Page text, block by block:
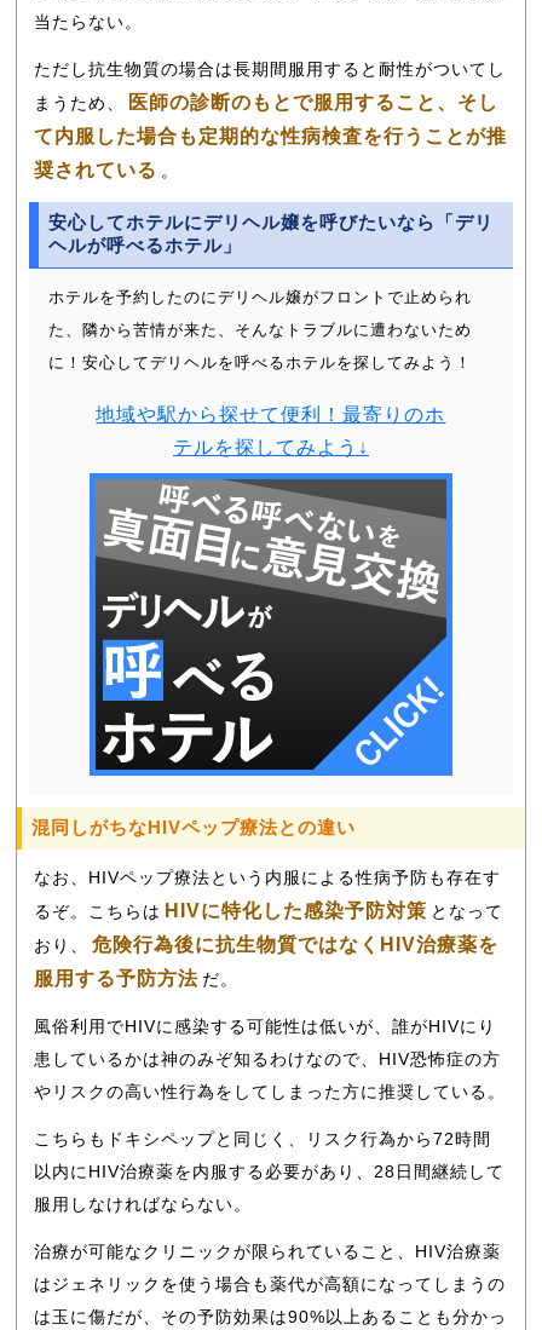
当たらない。
ただし抗生物質の場合は長期間服用すると耐性がついてし
まうため、
医師の診断のもとで服用すること、そし
て内服した場合も定期的な性病検査を行うことが推
奨されている 。
安心してホテルにデリヘル嬢を呼びたいなら「デリ
ヘルが呼べるホテル」
ホテルを予約したのにデリヘル嬢がフロントで止められ
た、隣から苦情が来た、そんなトラブルに遭わないため
に！安心してデリヘルを呼べるホテルを探してみよう！
地域や駅から探せて便利！最寄りのホ
テルを探してみよう↓
混同しがちなHIVペップ療法との違い
なお、HIVペップ療法という内服による性病予防も存在す
るぞ。こちらは HIVに特化した感染予防対策 となって
おり、
危険行為後に抗生物質ではなくHIV治療薬を
服用する予防方法 だ。
風俗利用でHIVに感染する可能性は低いが、誰がHIVにり
患しているかは神のみぞ知るわけなので、HIV恐怖症の方
やリスクの高い性行為をしてしまった方に推奨している。
こちらもドキシペップと同じく、リスク行為から72時間
以内にHIV治療薬を内服する必要があり、28日間継続して
服用しなければならない。
治療が可能なクリニックが限られていること、HIV治療薬
はジェネリックを使う場合も薬代が高額になってしまうの
は玉に傷だが、その予防効果は90%以上あることも分かっ